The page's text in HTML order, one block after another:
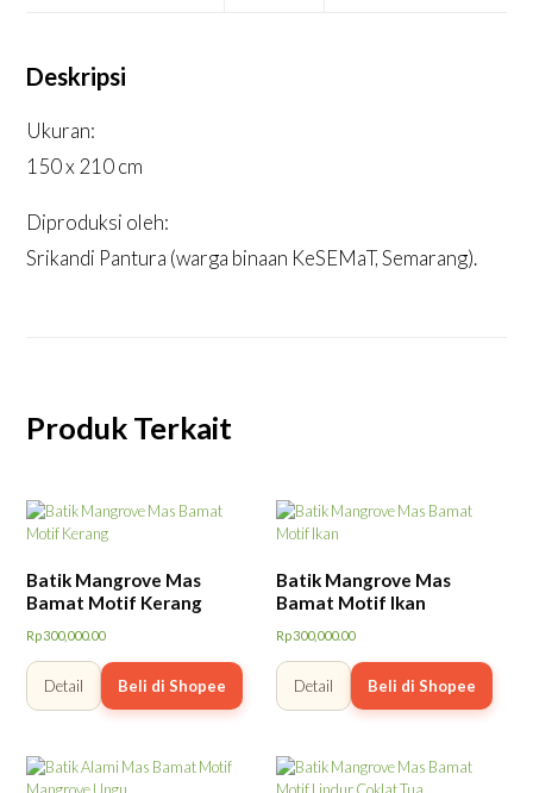
Deskripsi
Ukuran:
150 x 210 cm
Diproduksi oleh:
Srikandi Pantura (warga binaan KeSEMaT, Semarang).
Produk Terkait
Batik Mangrove Mas
Bamat Motif Kerang
Rp300,000.00
Detail Beli di Shopee
Batik Mangrove Mas
Bamat Motif Ikan
Rp300,000.00
Detail Beli di Shopee